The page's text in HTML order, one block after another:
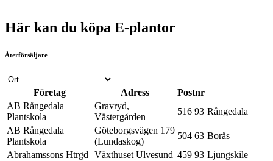
Här kan du köpa E-plantor
Återförsäljare
Företag Adress
Postnr
AB Rångedala
Plantskola
Gravryd,
Västergården
516 93 Rångedala
AB Rångedala
Plantskola
Göteborgsvägen 179
(Lundaskog)
504 63 Borås
Abrahamssons Htrgd
Växthuset Ulvesund 459 93 Ljungskile